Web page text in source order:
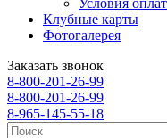
Условия
Клубные карты
Фотогалерея
Заказать звонок
8-800-201-26-99
8-800-201-26-99
8-965-145-55-18